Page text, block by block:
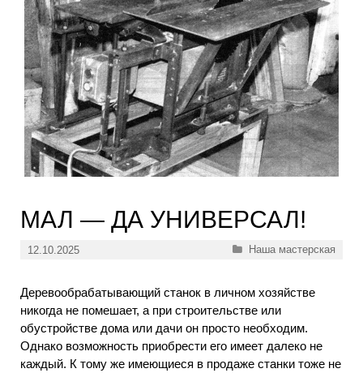
МАЛ — ДА УНИВЕРСАЛ!
12.10.2025 Рубрики
Наша мастерская
Деревообрабатывающий станок в личном хозяйстве
никогда не помешает, а при строительстве или
обустройстве дома или дачи он просто необходим.
Однако возможность приобрести его имеет далеко не
каждый. К тому же имеющиеся в продаже станки тоже не